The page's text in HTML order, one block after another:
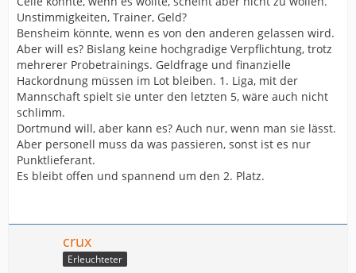
Unstimmigkeiten, Trainer, Geld?
Bensheim könnte, wenn es von den anderen gelassen wird.
Aber will es? Bislang keine hochgradige Verpflichtung, trotz
mehrerer Probetrainings. Geldfrage und finanzielle
Hackordnung müssen im Lot bleiben. 1. Liga, mit der
Mannschaft spielt sie unter den letzten 5, wäre auch nicht
schlimm.
Dortmund will, aber kann es? Auch nur, wenn man sie lässt.
Aber personell muss da was passieren, sonst ist es nur
Punktlieferant.
Es bleibt offen und spannend um den 2. Platz.
crux
Erleuchteter